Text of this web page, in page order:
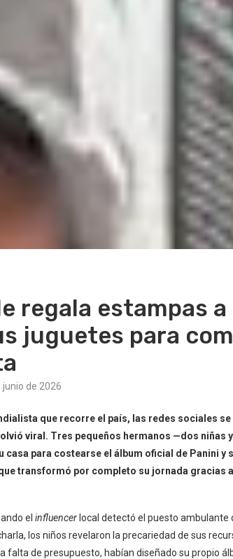
regala estampas
juguetes para
junio de 2026
que recorre el país, las redes sociales
viral. Tres pequeños hermanos —dos niñas
casa para costearse el álbum oficial de Panini
transformó por completo su jornada gracias
el influencer local detectó el puesto ambulante
los niños revelaron la precariedad de sus
falta de presupuesto, habían diseñado su propio